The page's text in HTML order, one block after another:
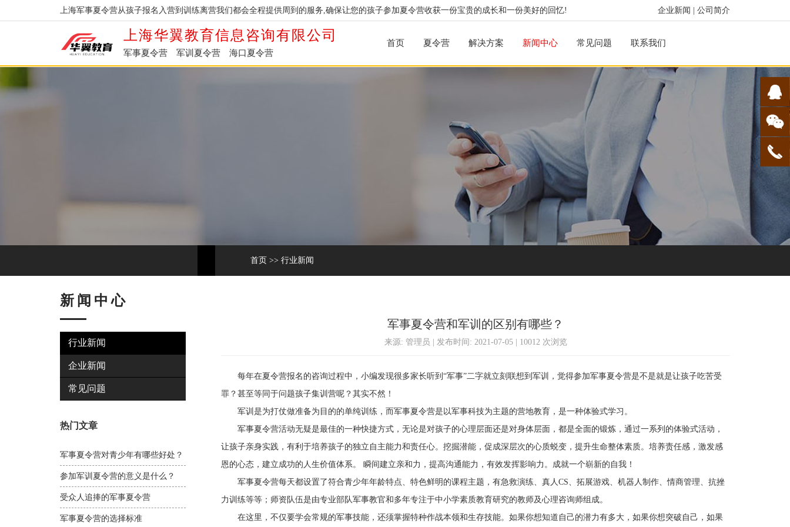
企业新闻 公司简介
上海军事夏令营从孩子报名入营到训练离营我们都会全程提供周到的服务,确保让您的孩子参加夏令营收获一份宝贵的成长和一份美好的回忆!
上海华翼教育信息咨询有限公司
军事夏令营 军训夏令营 海口夏令营
首页 夏令营 解决方案 新闻中心 常见问题 联系我们
首页 >> 行业新闻
新闻中心
行业新闻
企业新闻
常见问题
热门文章
军事夏令营对青少年有哪些好处？
参加军训夏令营的意义是什么？
受众人追捧的军事夏令营
军事夏令营的选择标准
军事夏令营和军训的区别有哪些？
来源: 管理员 | 发布时间: 2021-07-05 | 10012 次浏览
每年在夏令营报名的咨询过程中，小编发现很多家长听到“军事”二字就立刻联想到军训，觉得参加军事夏令营是不是就是让孩子吃苦受
罪？甚至等同于问题孩子集训营呢？其实不然！
军训是为打仗做准备为目的的单纯训练，而军事夏令营是以军事科技为主题的营地教育，是一种体验式学习。
军事夏令营活动无疑是最佳的一种快捷方式，无论是对孩子的心理层面还是对身体层面，都是全面的锻炼，通过一系列的体验式活动，
让孩子亲身实践，有利于培养孩子的独立自主能力和责任心。挖掘潜能，促成深层次的心质蜕变，提升生命整体素质。培养责任感，激发感
恩的心态，建立成功的人生价值体系。 瞬间建立亲和力，提高沟通能力，有效发挥影响力。成就一个崭新的自我！
军事夏令营每天都设置了符合青少年年龄特点、特色鲜明的课程主题，有急救演练、真人CS、拓展游戏、机器人制作、情商管理、抗挫
力训练等等；师资队伍是由专业部队军事教官和多年专注于中小学素质教育研究的教师及心理咨询师组成。
在这里，不仅要学会常规的军事技能，还须掌握特种作战本领和生存技能。如果你想知道自己的潜力有多大，如果你想突破自己，如果